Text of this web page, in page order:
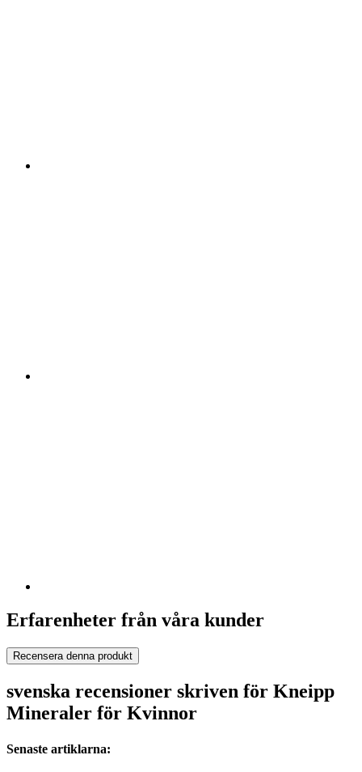
Erfarenheter från våra kunder
Recensera denna produkt
svenska recensioner skriven för Kneipp
Mineraler för Kvinnor
Senaste artiklarna: